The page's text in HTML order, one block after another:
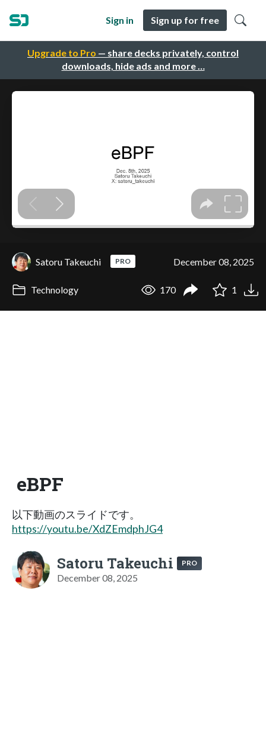
Upgrade to Pro — share decks privately, control
downloads, hide ads and more …
Sign in Sign up for free
Satoru Takeuchi PRO December 08, 2025
Technology 170 1
eBPF
以下動画のスライドです。
https://youtu.be/XdZEmdphJG4
Satoru Takeuchi PRO
December 08, 2025